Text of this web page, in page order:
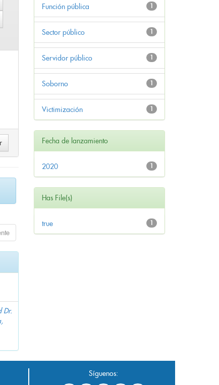
Dr.
1
Función pública
1
Sector público
1
Servidor público
1
Soborno
1
Victimización
Fecha de lanzamiento
1
2020
Has File(s)
1
true
Síguenos: